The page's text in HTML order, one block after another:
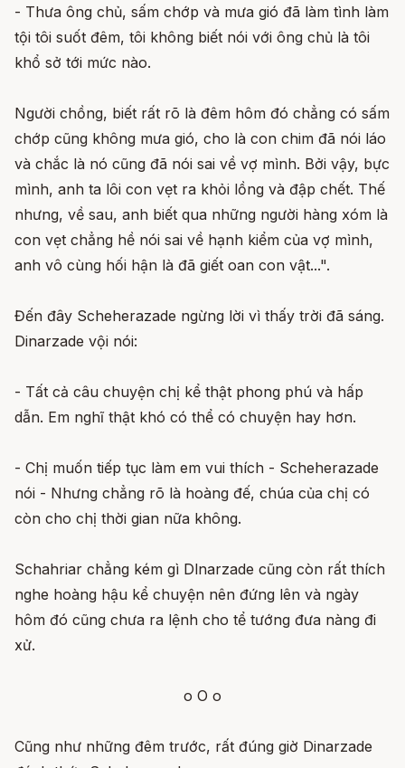
- Thưa ông chủ, sấm chớp và mưa gió đã làm tình làm
tội tôi suốt đêm, tôi không biết nói với ông chủ là tôi
khổ sở tới mức nào.
Người chồng, biết rất rõ là đêm hôm đó chẳng có sấm
chớp cũng không mưa gió, cho là con chim đã nói láo
và chắc là nó cũng đã nói sai về vợ mình. Bởi vậy, bực
mình, anh ta lôi con vẹt ra khỏi lồng và đập chết. Thế
nhưng, về sau, anh biết qua những người hàng xóm là
con vẹt chẳng hề nói sai về hạnh kiểm của vợ mình,
anh vô cùng hối hận là đã giết oan con vật...".
Đến đây Scheherazade ngừng lời vì thấy trời đã sáng.
Dinarzade vội nói:
- Tất cả câu chuyện chị kể thật phong phú và hấp
dẫn. Em nghĩ thật khó có thể có chuyện hay hơn.
- Chị muốn tiếp tục làm em vui thích - Scheherazade
nói - Nhưng chẳng rõ là hoàng đế, chúa của chị có
còn cho chị thời gian nữa không.
Schahriar chẳng kém gì Dlnarzade cũng còn rất thích
nghe hoàng hậu kể chuyện nên đứng lên và ngày
hôm đó cũng chưa ra lệnh cho tể tướng đưa nàng đi
xử.
o O o
Cũng như những đêm trước, rất đúng giờ Dinarzade